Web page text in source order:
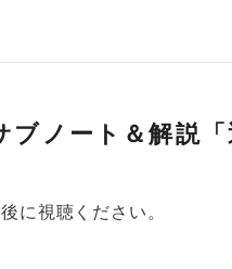
ブノート＆解説
に視聴ください。